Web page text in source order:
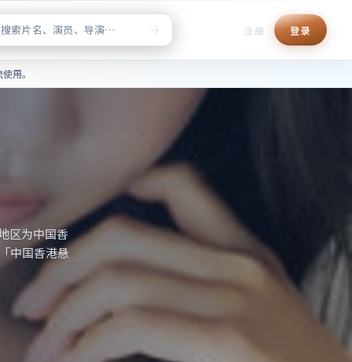
注册 登录
版点播，片单检索与榜单
用。
为中国大陆，
幻」「2018